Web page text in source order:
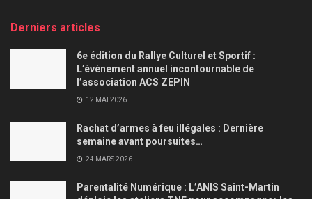
Derniers articles
6e édition du Rallye Culturel et Sportif :
L’évènement annuel incontournable de
l’association ACS ZEPIN
12 MAI 2026
Rachat d’armes à feu illégales : Dernière
semaine avant poursuites…
24 MARS 2026
Parentalité Numérique : L’ANIS Saint-Martin